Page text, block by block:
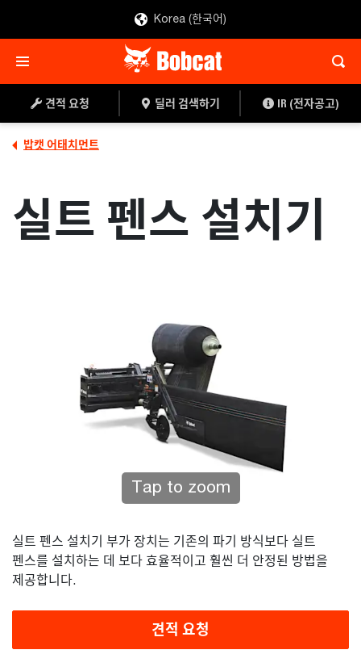
Korea (한국어)
견적 요청 딜러 검색하기 IR (전자공고)
밥캣 어태치먼트
실트 펜스 설치기
Tap to zoom
실트 펜스 설치기 부가 장치는 기존의 파기 방식보다 실트
펜스를 설치하는 데 보다 효율적이고 훨씬 더 안정된 방법을
제공합니다.
견적 요청